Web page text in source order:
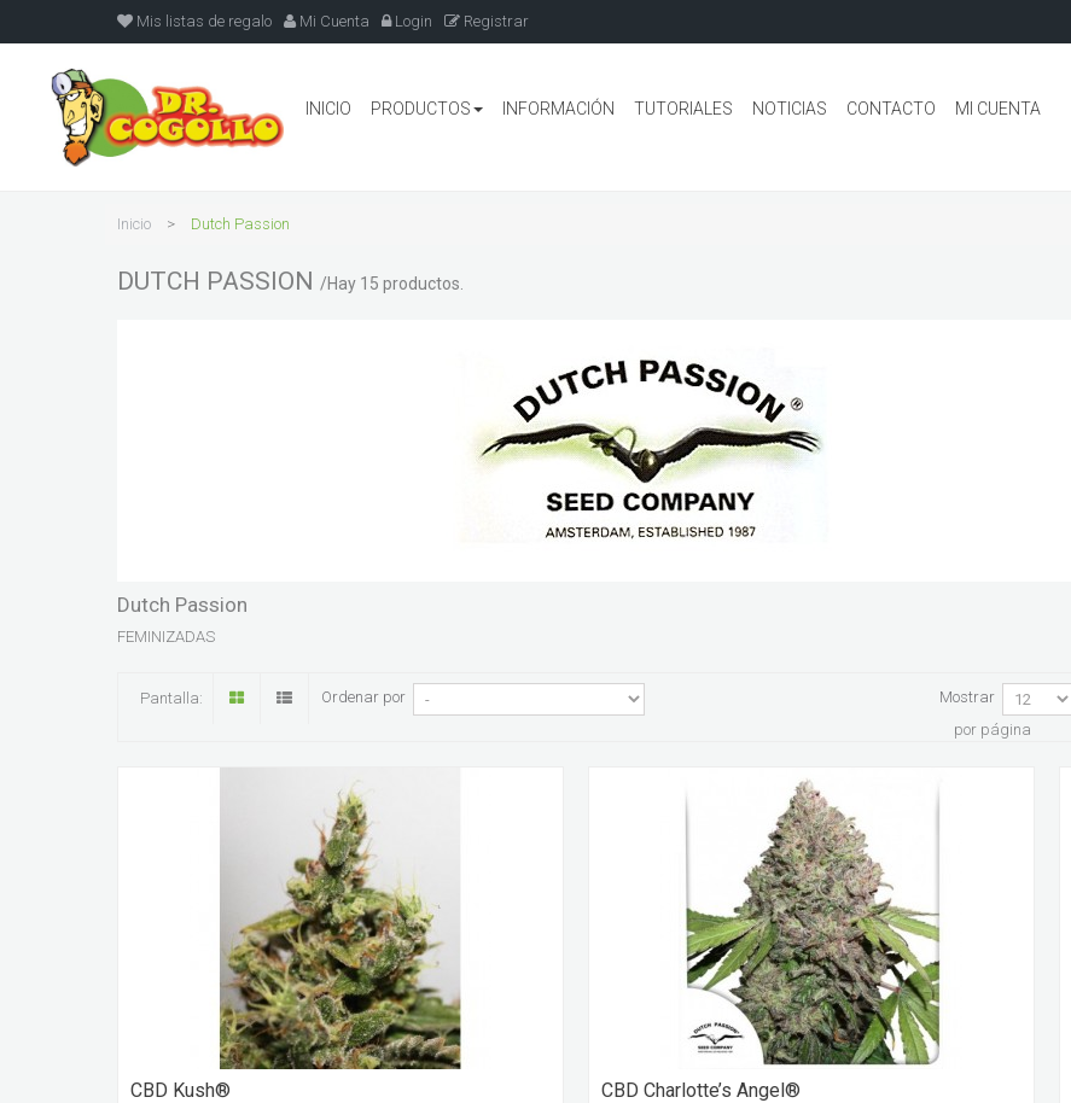
Mis listas de regalo Mi Cuenta Login Registrar
INICIO PRODUCTOS INFORMACIÓN TUTORIALES NOTICIAS CONTACTO MI CUENTA
Inicio > Dutch Passion
DUTCH PASSION /Hay 15 productos.
Dutch Passion
FEMINIZADAS
Pantalla: Ordenar por
Mostrar
por página
CBD Kush® CBD Charlotte’s Angel®